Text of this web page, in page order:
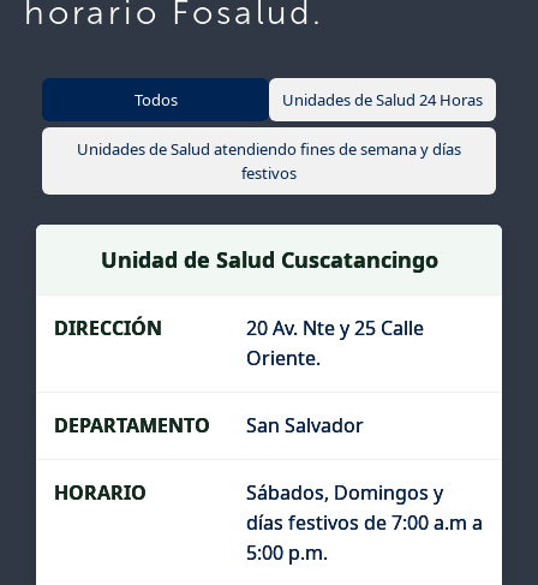
horario Fosalud.
Todos Unidades de Salud 24 Horas
Unidades de Salud atendiendo fines de semana y días
festivos
Unidad de Salud Cuscatancingo
20 Av. Nte y 25 Calle
Oriente.
San Salvador
Sábados, Domingos y
días festivos de 7:00 a.m a
5:00 p.m.